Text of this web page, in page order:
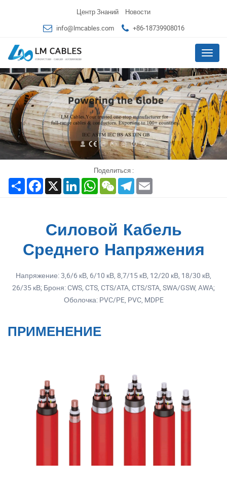
Центр Знаний
Новости
info@lmcables.com
+86-18739908016
Меню
Поделиться :
Share Facebook
X LinkedInWhatsAppWeChatTelegram
Силовой Кабель
Среднего Напряжения
Напряжение: 3,6/6 кВ, 6/10 кВ, 8,7/15 кВ, 12/20 кВ, 18/30 кВ,
26/35 кВ; Броня: CWS, CTS, CTS/ATA, CTS/STA, SWA/GSW, AWA;
Оболочка: PVC/PE, PVC, MDPE
ПРИМЕНЕНИЕ